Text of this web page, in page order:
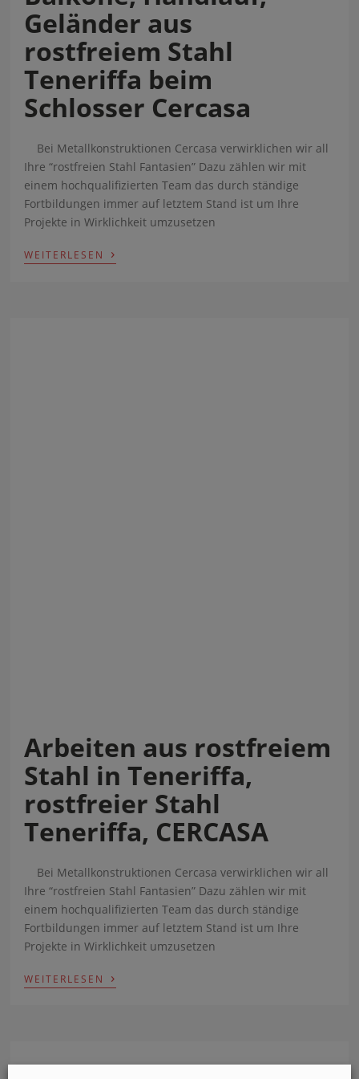
Geländer aus
rostfreiem Stahl
Teneriffa beim
Schlosser Cercasa
Bei Metallkonstruktionen Cercasa verwirklichen wir all
Ihre “rostfreien Stahl Fantasien” Dazu zählen wir mit
einem hochqualifizierten Team das durch ständige
Fortbildungen immer auf letztem Stand ist um Ihre
Projekte in Wirklichkeit umzusetzen
WEITERLESEN ›
Arbeiten aus rostfreiem
Stahl in Teneriffa,
rostfreier Stahl
Teneriffa, CERCASA
Bei Metallkonstruktionen Cercasa verwirklichen wir all
Ihre “rostfreien Stahl Fantasien” Dazu zählen wir mit
einem hochqualifizierten Team das durch ständige
Fortbildungen immer auf letztem Stand ist um Ihre
Projekte in Wirklichkeit umzusetzen
WEITERLESEN ›